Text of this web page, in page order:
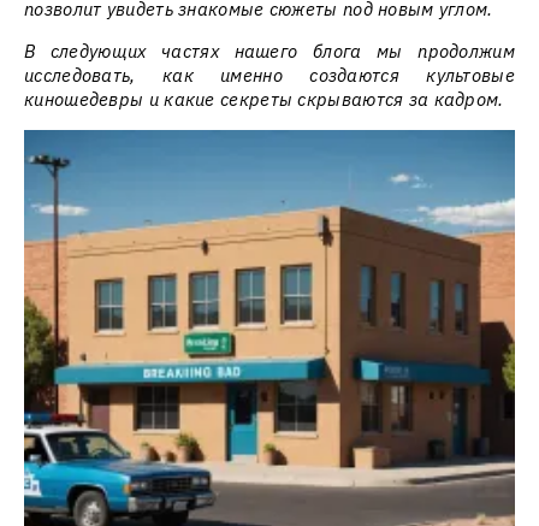
позволит увидеть знакомые сюжеты под новым углом.
В следующих частях нашего блога мы продолжим
исследовать, как именно создаются культовые
киношедевры и какие секреты скрываются за кадром.